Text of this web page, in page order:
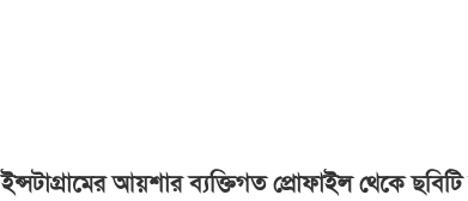
ইন্সটাগ্রামের আয়শার ব্যক্তিগত প্রোফাইল থেকে